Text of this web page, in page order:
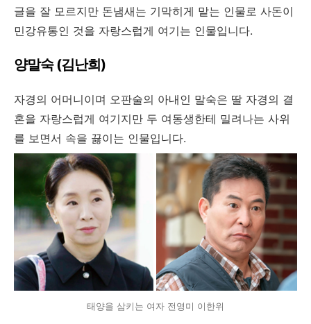
글을 잘 모르지만 돈냄새는 기막히게 맡는 인물로 사돈이
민강유통인 것을 자랑스럽게 여기는 인물입니다.
양말숙 (김난희)
자경의 어머니이며 오판술의 아내인 말숙은 딸 자경의 결
혼을 자랑스럽게 여기지만 두 여동생한테 밀려나는 사위
를 보면서 속을 끓이는 인물입니다.
태양을 삼키는 여자 전영미 이한위